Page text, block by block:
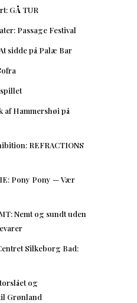
GÅ TUR
Passage Festival
sidde på Palæ Bar
af Hammershøi på
REFRACTIONS
Pony Pony — Vær
Nemt og sundt uden
Silkeborg Bad:
og
Grønland